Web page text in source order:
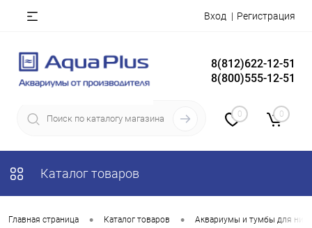
Вход Регистрация
8(812)622-12-51
8(800)555-12-51
0 0
Каталог товаров
Главная страница • Каталог товаров • Аквариумы и тумбы для них